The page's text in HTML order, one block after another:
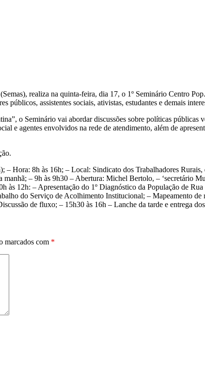
realiza na quinta-feira, dia 17, o 1º Seminário Centro
públicos, assistentes sociais, ativistas, estudantes e demais
o Seminário vai abordar discussões sobre políticas públicas
e agentes envolvidos na rede de atendimento, além de
– Hora: 8h às 16h; – Local: Sindicato dos Trabalhadores
– 9h às 9h30 – Abertura: Michel Bertolo, – ‘secretário
às 12h: – Apresentação do 1º Diagnóstico da População de
do Serviço de Acolhimento Institucional; – Mapeamento
de fluxo; – 15h30 às 16h – Lanche da tarde e entrega
marcados com *